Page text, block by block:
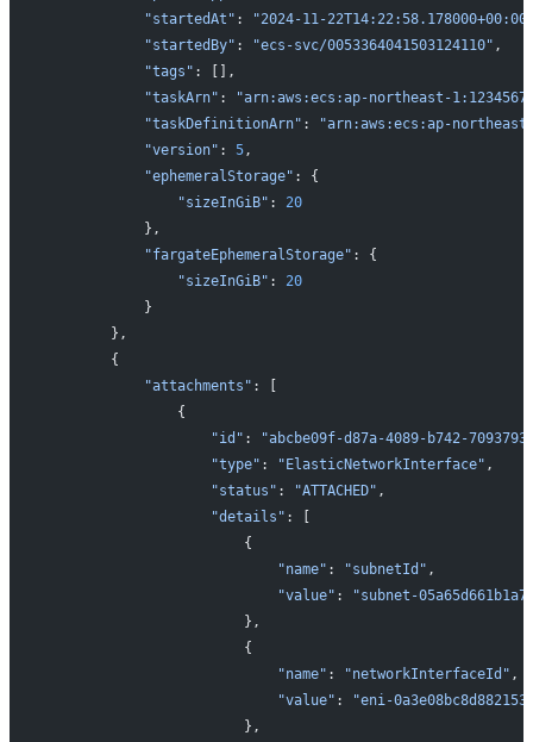
           "startedAt"
:
"2024-11-
           "startedBy"
: "ecs-svc/0053364041503124110" ,
           "tags"
: [],
           "taskArn"
:
"arn:aws:ecs:ap-northeast-
           "taskDefinitionArn"
:
"arn:aws:ecs:ap-
           "version"
: 5,
           "ephemeralStorage"
: {
               "sizeInGiB"
: 20
           },
           "fargateEphemeralStorage"
: {
               "sizeInGiB"
: 20
           }
       },
       {
           "attachments"
: [
               {
                   "id"
:
"abcbe09f-d87a-4089-b742-
                   "type"
: "ElasticNetworkInterface" ,
                   "status"
: "ATTACHED" ,
                   "details"
: [
                       {
                           "name"
: "subnetId" ,
                           "value"
:
"subnet-
                       },
                       {
                           "name"
: "networkInterfaceId" ,
                           "value"
:
"eni-
                       },